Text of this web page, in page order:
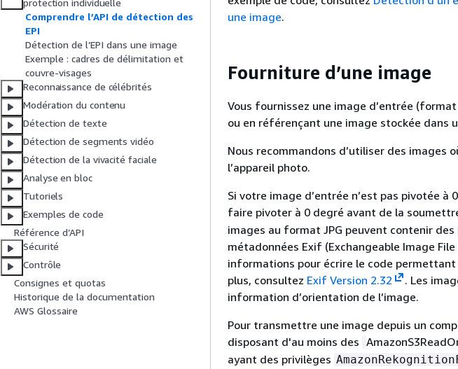
protection individuelle
Comprendre l’API de détection des
EPI
Détection de l’EPI dans une image
Exemple : cadres de délimitation et
couvre-visages
Reconnaissance de célébrités
Modération du contenu
Détection de texte
Détection de segments vidéo
Détection de la vivacité faciale
Analyse en bloc
Tutoriels
Exemples de code
Référence d’API
Sécurité
Contrôle
Consignes et quotas
Historique de la documentation
AWS Glossaire
une image.
Fourniture d’une image
Vous fournissez une image d’entrée
ou en référençant une image stockée dans
Nous recommandons d’utiliser des images
l’appareil photo.
Si votre image d’entrée n’est pas pivotée à
faire pivoter à 0 degré avant de la
images au format JPG peuvent contenir
métadonnées Exif (Exchangeable Image
informations pour écrire le code
plus, consultez Exif Version 2.32
. Les
information d’orientation de l’image.
Pour transmettre une image depuis un
disposant d'au moins des
ayant des privilèges